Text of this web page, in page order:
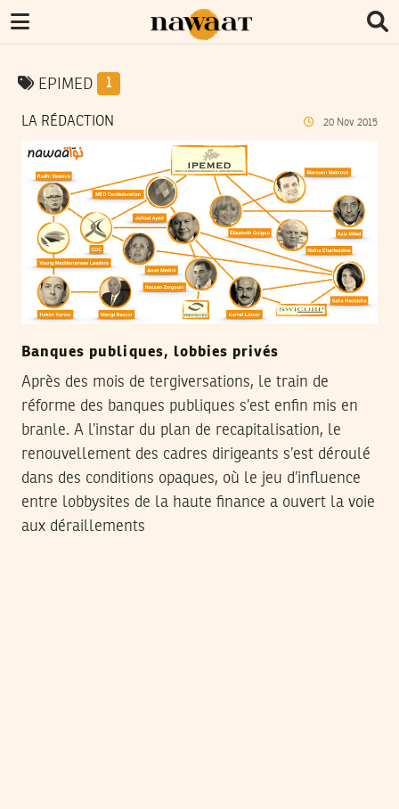
EPIMED 1
LA RÉDACTION 20 Nov 2015
Banques publiques, lobbies privés
Après des mois de tergiversations, le train de
réforme des banques publiques s’est enfin mis en
branle. A l’instar du plan de recapitalisation, le
renouvellement des cadres dirigeants s’est déroulé
dans des conditions opaques, où le jeu d’influence
entre lobbysites de la haute finance a ouvert la voie
aux déraillements